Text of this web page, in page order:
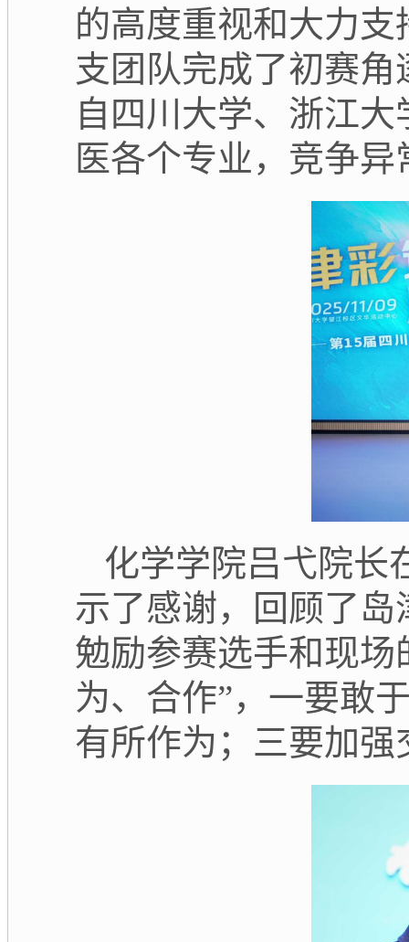
的高度重视和大力
支团队完成了初赛
自四川大学、浙江
医各个专业，竞争异
化学学院吕弋院长
示了感谢，回顾了
勉励参赛选手和现
为、合作”，一要敢
有所作为；三要加